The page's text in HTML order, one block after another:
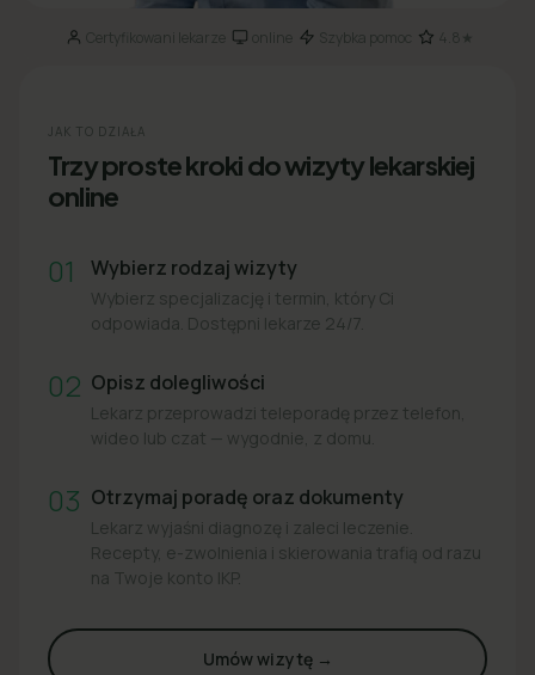
Certyfikowani lekarze· online· Szybka pomoc 4.8★
JAK TO DZIAŁA
Trzy proste kroki do wizyty lekarskiej
online
01 Wybierz rodzaj wizyty
Wybierz specjalizację i termin, który Ci
odpowiada. Dostępni lekarze 24/7.
02 Opisz dolegliwości
Lekarz przeprowadzi teleporadę przez telefon,
wideo lub czat — wygodnie, z domu.
03 Otrzymaj poradę oraz dokumenty
Lekarz wyjaśni diagnozę i zaleci leczenie.
Recepty, e-zwolnienia i skierowania trafią od razu
na Twoje konto IKP.
Umów wizytę →